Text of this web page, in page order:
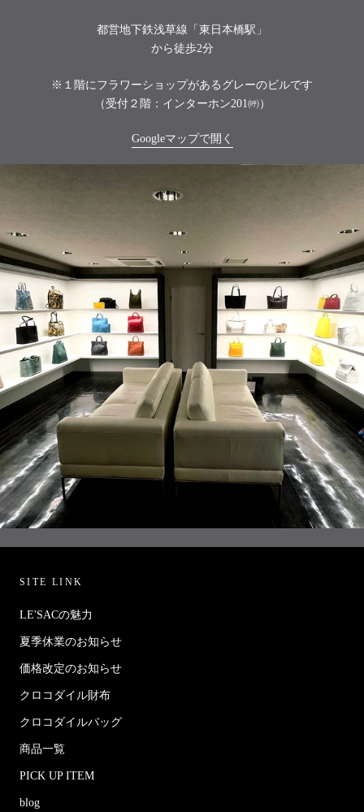
都営地下鉄浅草線「東日本橋駅」
から徒歩2分
※１階にフラワーショップがあるグレーのビルです
（受付２階：インターホン201㈺）
Googleマップで開く
SITE LINK
LE'SACの魅力
夏季休業のお知らせ
価格改定のお知らせ
クロコダイル財布
クロコダイルバッグ
商品一覧
PICK UP ITEM
blog